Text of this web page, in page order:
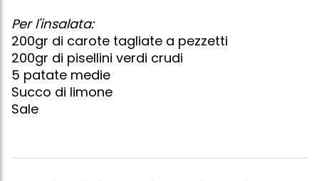
Per l'insalata:
200gr di carote tagliate a pezzetti
200gr di pisellini verdi crudi
5 patate medie
Succo di limone
Sale